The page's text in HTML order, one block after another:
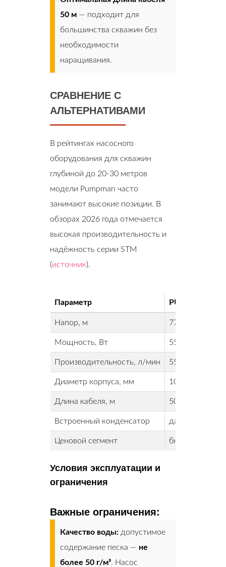
50 м — подходит для
большинства скважин без
необходимости
наращивания.
СРАВНЕНИЕ С
АЛЬТЕРНАТИВАМИ
В рейтингах насосного
оборудования для скважин
глубиной до 20-30 метров
модели Pumpman часто
занимают высокие позиции. В
обзорах 2026 года отмечается
высокая производительность и
надёжность серии STM
(источник).
Параметр PUMPMAN
Напор, м 77
Мощность, Вт 550
Производительность, л/мин 55
Диаметр корпуса, мм 100
Длина кабеля, м 50
Встроенный конденсатор да (ECO)
Ценовой сегмент бюджетный
Условия эксплуатации и
ограничения
Важные ограничения:
Качество воды: допустимое
содержание песка — не
более 50 г/м³. Насос